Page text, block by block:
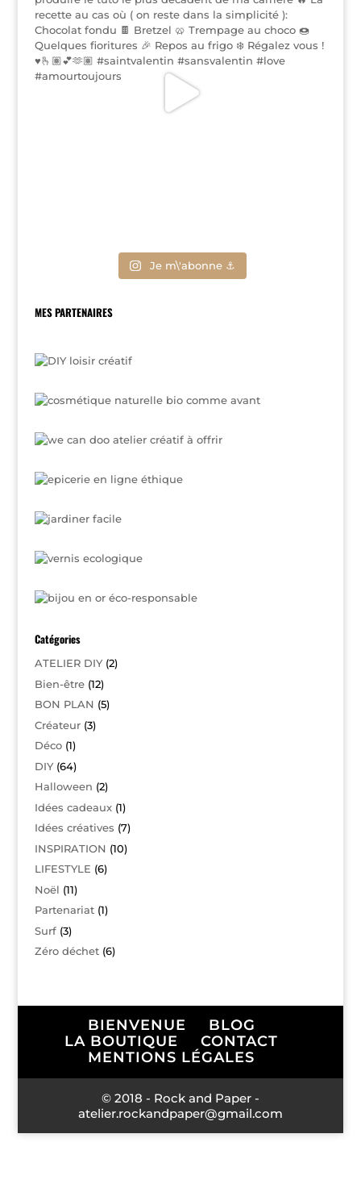
Je m\'abonne ⚓
MES PARTENAIRES
Catégories
ATELIER DIY(2)
Bien-être(12)
BON PLAN (5)
Créateur(3)
Déco(1)
DIY(64)
Halloween (2)
Idées cadeaux(1)
Idées créatives (7)
INSPIRATION (10)
LIFESTYLE (6)
Noël (11)
Partenariat(1)
Surf(3)
Zéro déchet(6)
BIENVENUE
BLOG
LA BOUTIQUE
CONTACT
MENTIONS LÉGALES
© 2018 - Rock and Paper -
atelier.rockandpaper@gmail.com